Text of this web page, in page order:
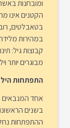
ומובחנות
הקטנים אינו
בטאבלטים,
במהירות
קבוצות גיל:
מבוגרים יותר
התפתחות
אחד המנבאים
בשנים
ההתפתחות